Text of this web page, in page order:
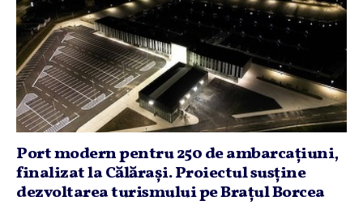
Port modern pentru 250 de ambarcaţiuni,
finalizat la Călăraşi. Proiectul susţine
dezvoltarea turismului pe Braţul Borcea